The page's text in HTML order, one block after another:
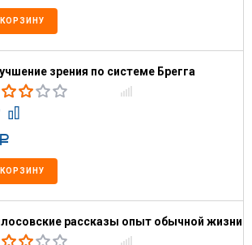
КОРЗИНУ
зрения по системе Брегга
КОРЗИНУ
рассказы опыт обычной жизни